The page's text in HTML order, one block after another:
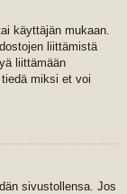
käyttäjän mukaan.
liittämistä
liittämään
miksi et voi
sivustollensa. Jos